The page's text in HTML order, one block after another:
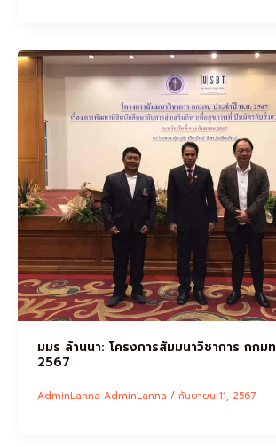
มมร ล้านนา: โครงการสัมมนาวิชาการ กกม
2567
AdminLanna AdminLanna / กันยายน 11, 2567